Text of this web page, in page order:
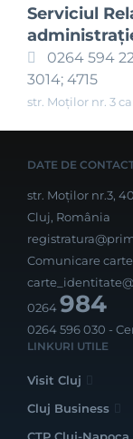
Serviciul
0264 594
3014; 4715
str. Moților nr. 3
DATE DE
str. Moților nr.3,
Cluj, România
Comunicare
0264984
0264 596 030 -
LINKURI UTILE
Visit Cluj
Cluj Business